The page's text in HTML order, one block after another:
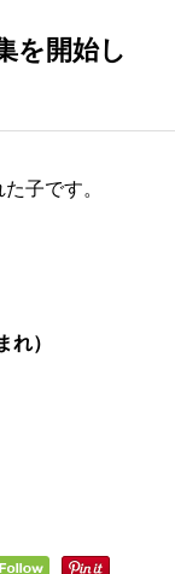
を開始し
子です。
れ）